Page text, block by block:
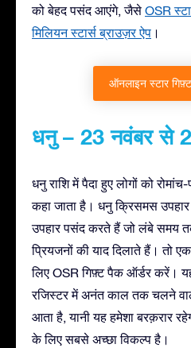
को बेहद पसंद आएंगे, जैसे OSR
मिलियन स्टार्स ब्राउज़र ऐप ।
ऑनलाइन स्टार
धनु – 23 नवंबर से
धनु राशि में पैदा हुए लोगों को
कहा जाता है। धनु क्रिसमस
उपहार पसंद करते हैं जो लंबे समय
प्रियजनों की याद दिलाते हैं। तो
लिए OSR गिफ़्ट पैक ऑर्डर करें।
रजिस्टर में अनंत काल तक चलने
आता है, यानी यह हमेशा बरक़रार
के लिए सबसे अच्छा विकल्प है।